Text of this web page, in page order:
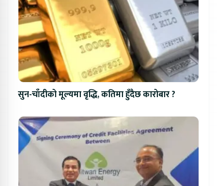
सुन-चाँदीको मूल्यमा वृद्धि, कतिमा हुँदैछ कारोबार ?